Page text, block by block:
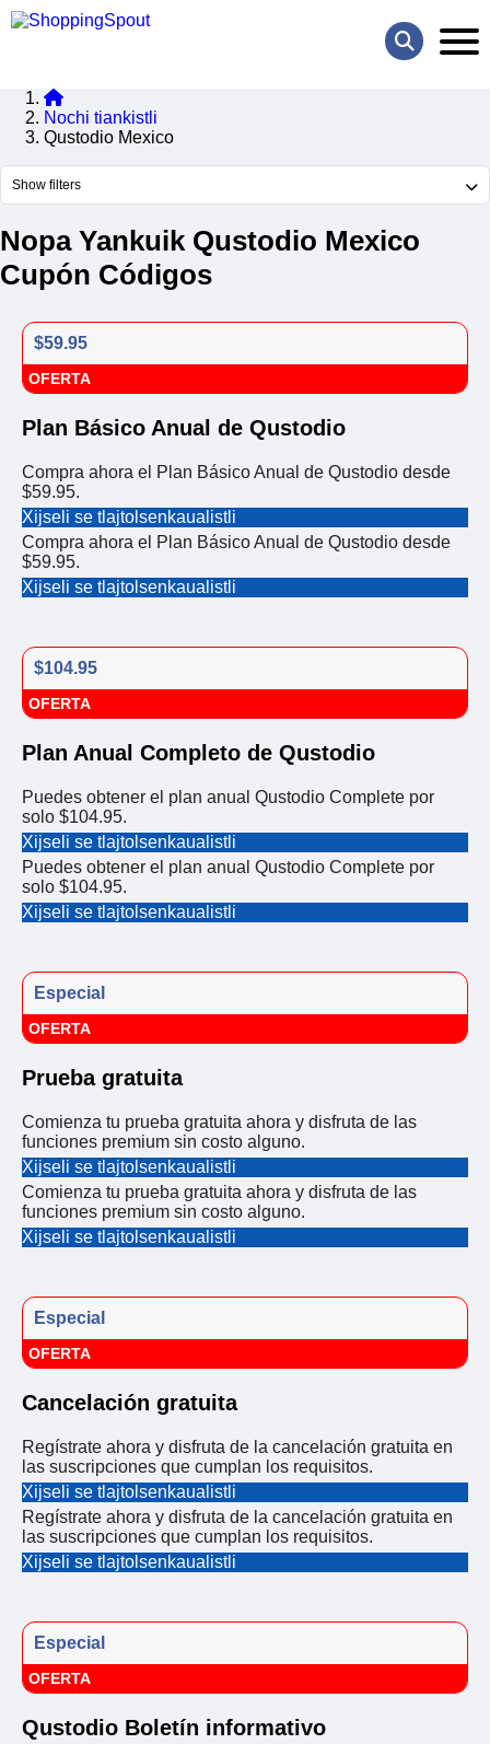
Nochi tiankistli
Qustodio Mexico
Show filters
Nopa Yankuik Qustodio Mexico
Cupón Códigos
$59.95
OFERTA
Plan Básico Anual de Qustodio
Compra ahora el Plan Básico Anual de Qustodio desde
$59.95.
Xijseli se tlajtolsenkaualistli
Compra ahora el Plan Básico Anual de Qustodio desde
$59.95.
Xijseli se tlajtolsenkaualistli
$104.95
OFERTA
Plan Anual Completo de Qustodio
Puedes obtener el plan anual Qustodio Complete por
solo $104.95.
Xijseli se tlajtolsenkaualistli
Puedes obtener el plan anual Qustodio Complete por
solo $104.95.
Xijseli se tlajtolsenkaualistli
Especial
OFERTA
Prueba gratuita
Comienza tu prueba gratuita ahora y disfruta de las
funciones premium sin costo alguno.
Xijseli se tlajtolsenkaualistli
Comienza tu prueba gratuita ahora y disfruta de las
funciones premium sin costo alguno.
Xijseli se tlajtolsenkaualistli
Especial
OFERTA
Cancelación gratuita
Regístrate ahora y disfruta de la cancelación gratuita en
las suscripciones que cumplan los requisitos.
Xijseli se tlajtolsenkaualistli
Regístrate ahora y disfruta de la cancelación gratuita en
las suscripciones que cumplan los requisitos.
Xijseli se tlajtolsenkaualistli
Especial
OFERTA
Qustodio Boletín informativo